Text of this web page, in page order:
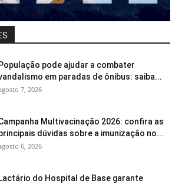
População pode ajudar a combater
em paradas de ônibus: saiba...
7, 2026
Multivacinação 2026: confira as
dúvidas sobre a imunização no...
6, 2026
Lactário do Hospital de Base garante